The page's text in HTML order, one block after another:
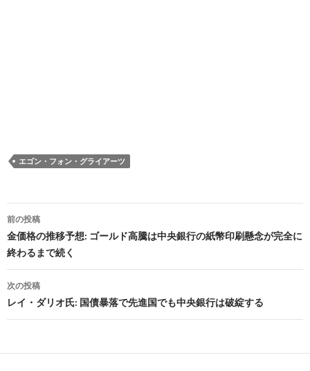
エゴン・フォン・グライアーツ
投
稿
ナ
ビ
ゲ
シ
前の投稿
金価格の推移予想: ゴールド高騰は中央銀行の紙幣印刷懸念が完全に
終わるまで続く
次の投稿
レイ・ダリオ氏: 国債暴落で先進国でも中央銀行は破綻する